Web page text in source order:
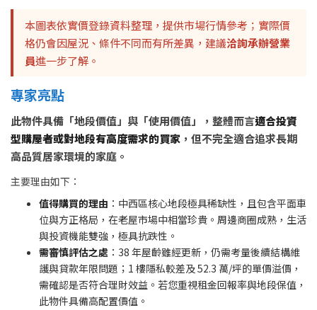
本圖表依實價登錄資料整理，提供市場行情參考；實際價
格仍會因屋況、條件不同而有所差異，建議洽詢承辦營業
員進一步了解。
專家亮點
此物件具備「地段價值」與「使用價值」，整體而言適合投資
型購屋者或對地段有高度需求的買家 ，但不完全適合追求長期
高品質居家環境的家庭。
主要理由如下：
值得購買的理由 ：中西區核心地段極具稀缺性，且包含平面車
位與方正格局，在老屋市場中相當珍貴。周邊商圈成熟，生活
與投資機能雙強，極具抗跌性。
需審慎評估之處 ：38 年屋齡雖經更新，仍需考量後續結構維
護與貸款年限問題；1 樓隱私較差及 52.3 萬/坪的單價溢價，
需確認是否符合理財效益。若您重視租金回報率與地段保值，
此物件具備高配置價值。